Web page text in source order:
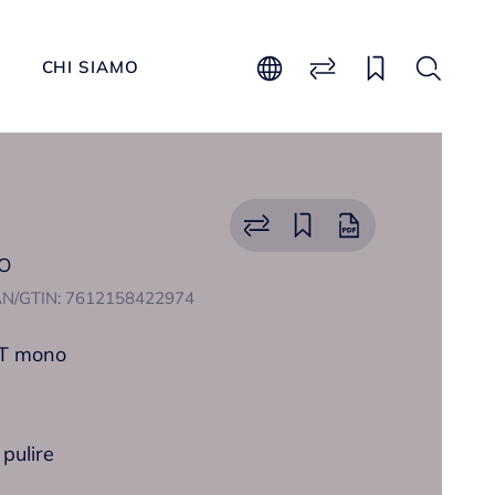
CHI SIAMO
GTIN: 7612158422974
mono